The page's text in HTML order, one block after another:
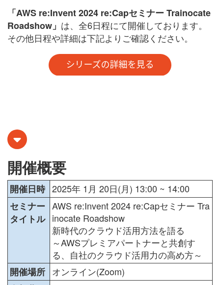
「AWS re:Invent 2024 re:Capセミナー Trainocate
Roadshow」 は、全6日程にて開催しております。
その他日程や詳細は下記よりご確認ください。
開催概要
開催日時 2025年 1月 20日(月) 13:00 ~ 14:00
セミナー
タイトル
AWS re:Invent 2024 re:Capセミナー Tra
inocate Roadshow
新時代のクラウド活用方法を語る
～AWSプレミアパートナーと共創す
る、自社のクラウド活用力の高め方～
開催場所 オンライン(Zoom)